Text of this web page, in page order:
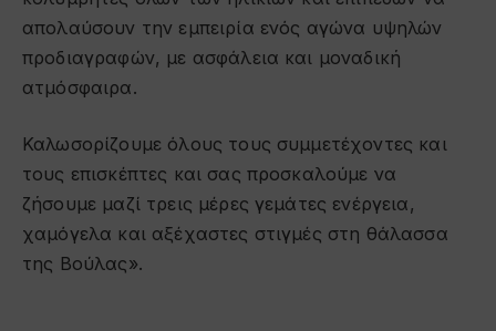
απολαύσουν την εμπειρία ενός αγώνα υψηλών
προδιαγραφών, με ασφάλεια και μοναδική
ατμόσφαιρα.
Καλωσορίζουμε όλους τους συμμετέχοντες και
τους επισκέπτες και σας προσκαλούμε να
ζήσουμε μαζί τρεις μέρες γεμάτες ενέργεια,
χαμόγελα και αξέχαστες στιγμές στη θάλασσα
της Βούλας».